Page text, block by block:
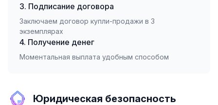
3. Подписание договора
Заключаем договор купли-продажи в 3
экземплярах
4. Получение денег
Моментальная выплата удобным способом
Юридическая безопасность